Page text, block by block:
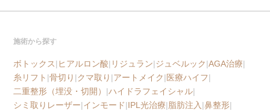
施術から探す
ボトックス|ヒアルロン酸| リジュラン|ジュベルック|AGA治療|
糸リフト |骨切り |クマ取り |アートメイク|医療ハイフ|
二重整形（埋没・切開） |ハイドラフェイシャル|
シミ取りレーザー|インモード|IPL光治療|脂肪注入 |鼻整形|